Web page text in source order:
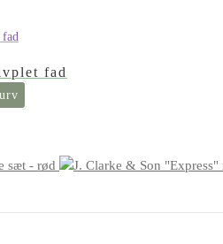
fad
sæt - rød